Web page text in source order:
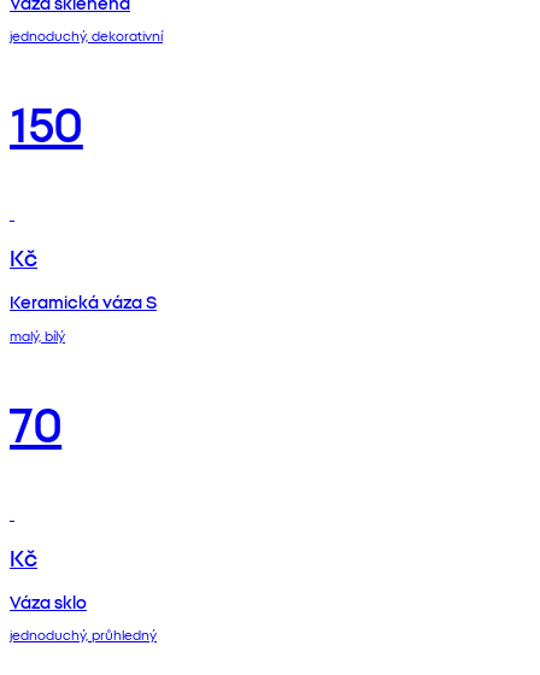
jednoduchý, dekorativní
150
Kč
Keramická váza S
malý, bílý
70
Kč
Váza sklo
jednoduchý, průhledný